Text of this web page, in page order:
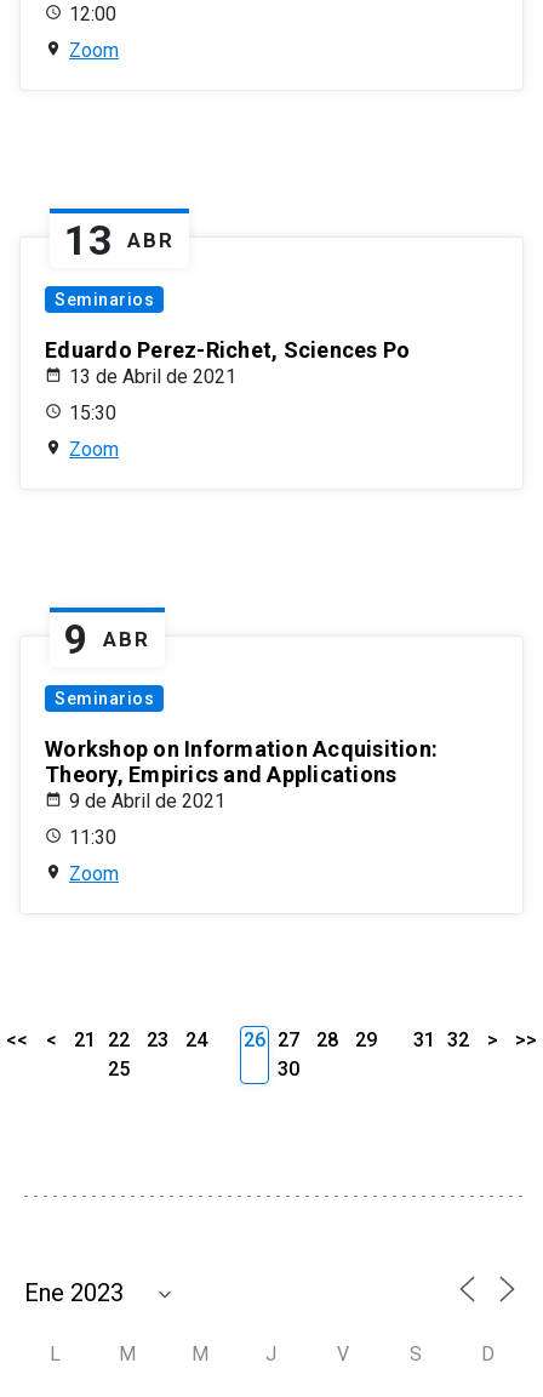
12:00
Zoom
13 ABR
Seminarios
Eduardo Perez-Richet, Sciences Po
13 de Abril de 2021
15:30
Zoom
9 ABR
Seminarios
Workshop on Information Acquisition:
Theory, Empirics and Applications
9 de Abril de 2021
11:30
Zoom
<< < 21 22 23
24
25
26 27 28
29
30
31 32 > >>
L M M J V S D